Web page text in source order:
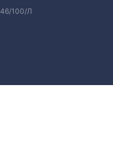
100/Л